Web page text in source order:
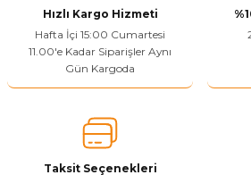
Bu ürüne benzer farklı alternatifler olmalı.
Hızlı Kargo Hizmeti
Hafta İçi 15:00 Cumartesi
11.00'e Kadar Siparişler Aynı
Gün Kargoda
Taksit Seçenekleri